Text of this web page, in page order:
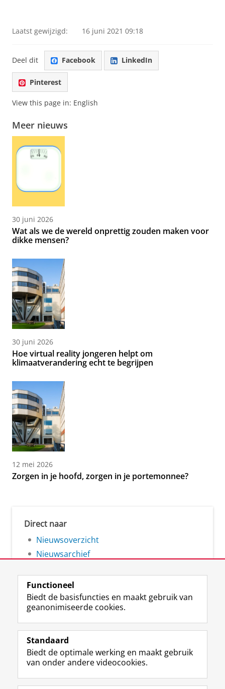
Laatst gewijzigd: 16 juni 2021 09:18
Deel dit Facebook LinkedIn
Pinterest
View this page in: English
Meer nieuws
30 juni 2026
Wat als we de wereld onprettig zouden maken voor
dikke mensen?
30 juni 2026
Hoe virtual reality jongeren helpt om
klimaatverandering echt te begrijpen
12 mei 2026
Zorgen in je hoofd, zorgen in je portemonnee?
Direct naar
Nieuwsoverzicht
Nieuwsarchief
Volg de RUG
F
a
e
b
o
L
i
k
e
I
R
S
-
f
e
I
n
t
r
Y
o
T
e
Studiekiezers
Functioneel
Biedt de basisfuncties en maakt gebruik van
geanonimiseerde cookies.
Standaard
Biedt de optimale werking en maakt gebruik
van onder andere videocookies.